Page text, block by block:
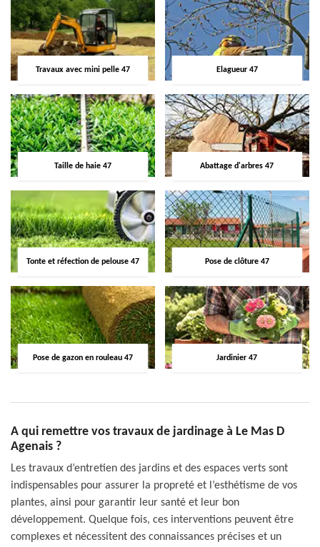
Travaux avec mini pelle 47 Elagueur 47
Taille de haie 47 Abattage d'arbres 47
Tonte et réfection de pelouse 47 Pose de clôture 47
Pose de gazon en rouleau 47 Jardinier 47
A qui remettre vos travaux de jardinage à Le Mas D
Agenais ?
Les travaux d’entretien des jardins et des espaces verts sont
indispensables pour assurer la propreté et l’esthétisme de vos
plantes, ainsi pour garantir leur santé et leur bon
développement. Quelque fois, ces interventions peuvent être
complexes et nécessitent des connaissances précises et un